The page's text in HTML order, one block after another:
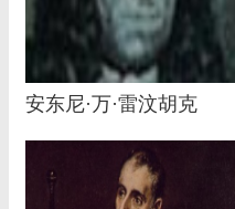
安东尼·万·雷汶胡克